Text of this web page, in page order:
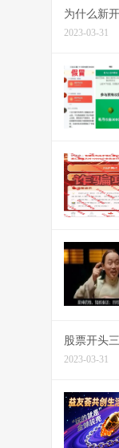
为什么新
2023-03-31
股票开头
2023-03-31